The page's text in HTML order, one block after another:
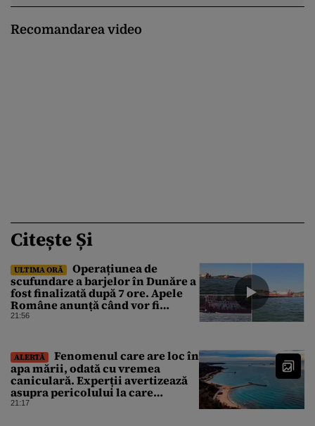
Recomandarea video
Citește Și
ULTIMA ORĂ
Operațiunea de
scufundare a barjelor în Dunăre a
fost finalizată după 7 ore. Apele
Române anunță când vor fi
simțite efectele
21:56
ALERTĂ
Fenomenul care are loc în
apa mării, odată cu vremea
caniculară. Experții avertizează
asupra pericolului la care
oamenii pot fi expuși
21:17